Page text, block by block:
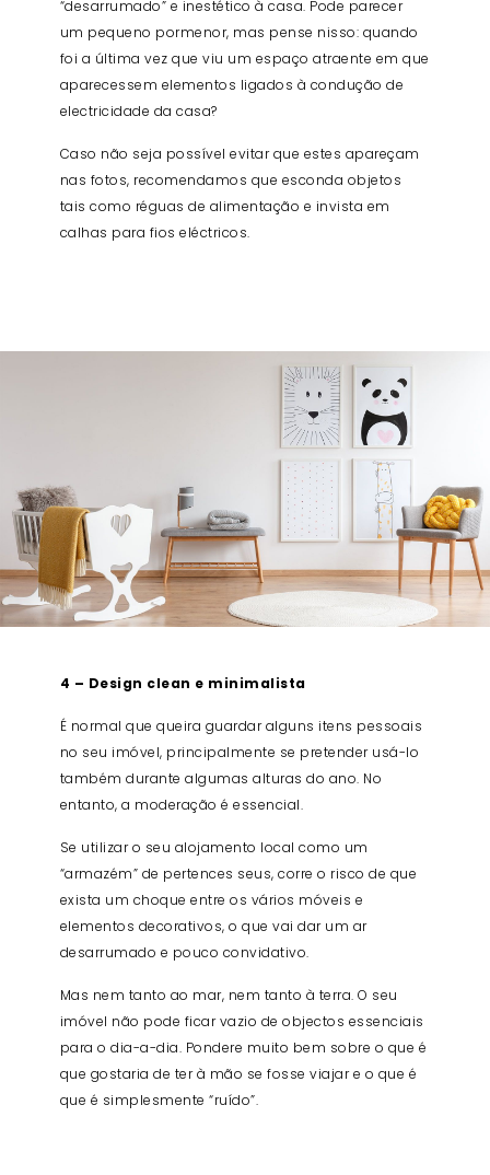
“desarrumado” e inestético à casa. Pode parecer
um pequeno pormenor, mas pense nisso: quando
foi a última vez que viu um espaço atraente em que
aparecessem elementos ligados à condução de
electricidade da casa?
Caso não seja possível evitar que estes apareçam
nas fotos, recomendamos que esconda objetos
tais como réguas de alimentação e invista em
calhas para fios eléctricos.
4 – Design clean e minimalista
É normal que queira guardar alguns itens pessoais
no seu imóvel, principalmente se pretender usá-lo
também durante algumas alturas do ano. No
entanto, a moderação é essencial.
Se utilizar o seu alojamento local como um
“armazém” de pertences seus, corre o risco de que
exista um choque entre os vários móveis e
elementos decorativos, o que vai dar um ar
desarrumado e pouco convidativo.
Mas nem tanto ao mar, nem tanto à terra. O seu
imóvel não pode ficar vazio de objectos essenciais
para o dia-a-dia. Pondere muito bem sobre o que é
que gostaria de ter à mão se fosse viajar e o que é
que é simplesmente “ruído”.